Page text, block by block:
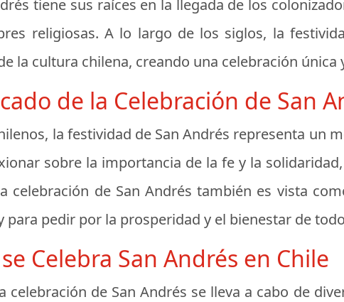
tiene sus raíces en la llegada de los
religiosas. A lo largo de los siglos, la
la cultura chilena, creando una celebración única
de la Celebración de San
la festividad de San Andrés representa un
sobre la importancia de la fe y la
celebración de San Andrés también es vista
para pedir por la prosperidad y el bienestar de
Celebra San Andrés en Chile
celebración de San Andrés se lleva a cabo de